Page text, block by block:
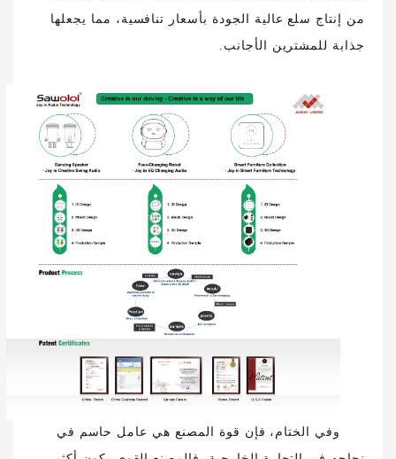
من إنتاج سلع عالية الجودة بأسعار تنافسية، مما يجعلها
جذابة للمشترين الأجانب.
وفي الختام، فإن قوة المصنع هي عامل حاسم في